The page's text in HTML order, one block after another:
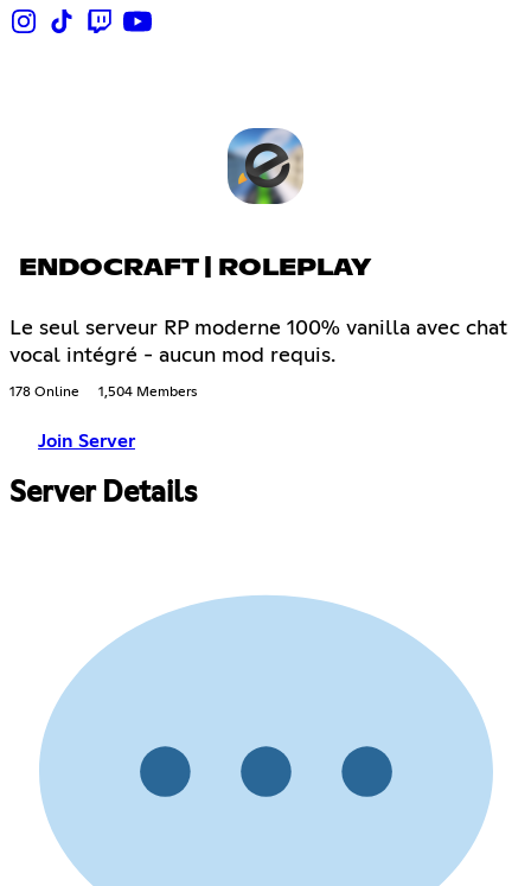
ENDOCRAFT | ROLEPLAY
Le seul serveur RP moderne 100% vanilla avec chat
vocal intégré - aucun mod requis.
178 Online 1,504 Members
Join Server
Server Details